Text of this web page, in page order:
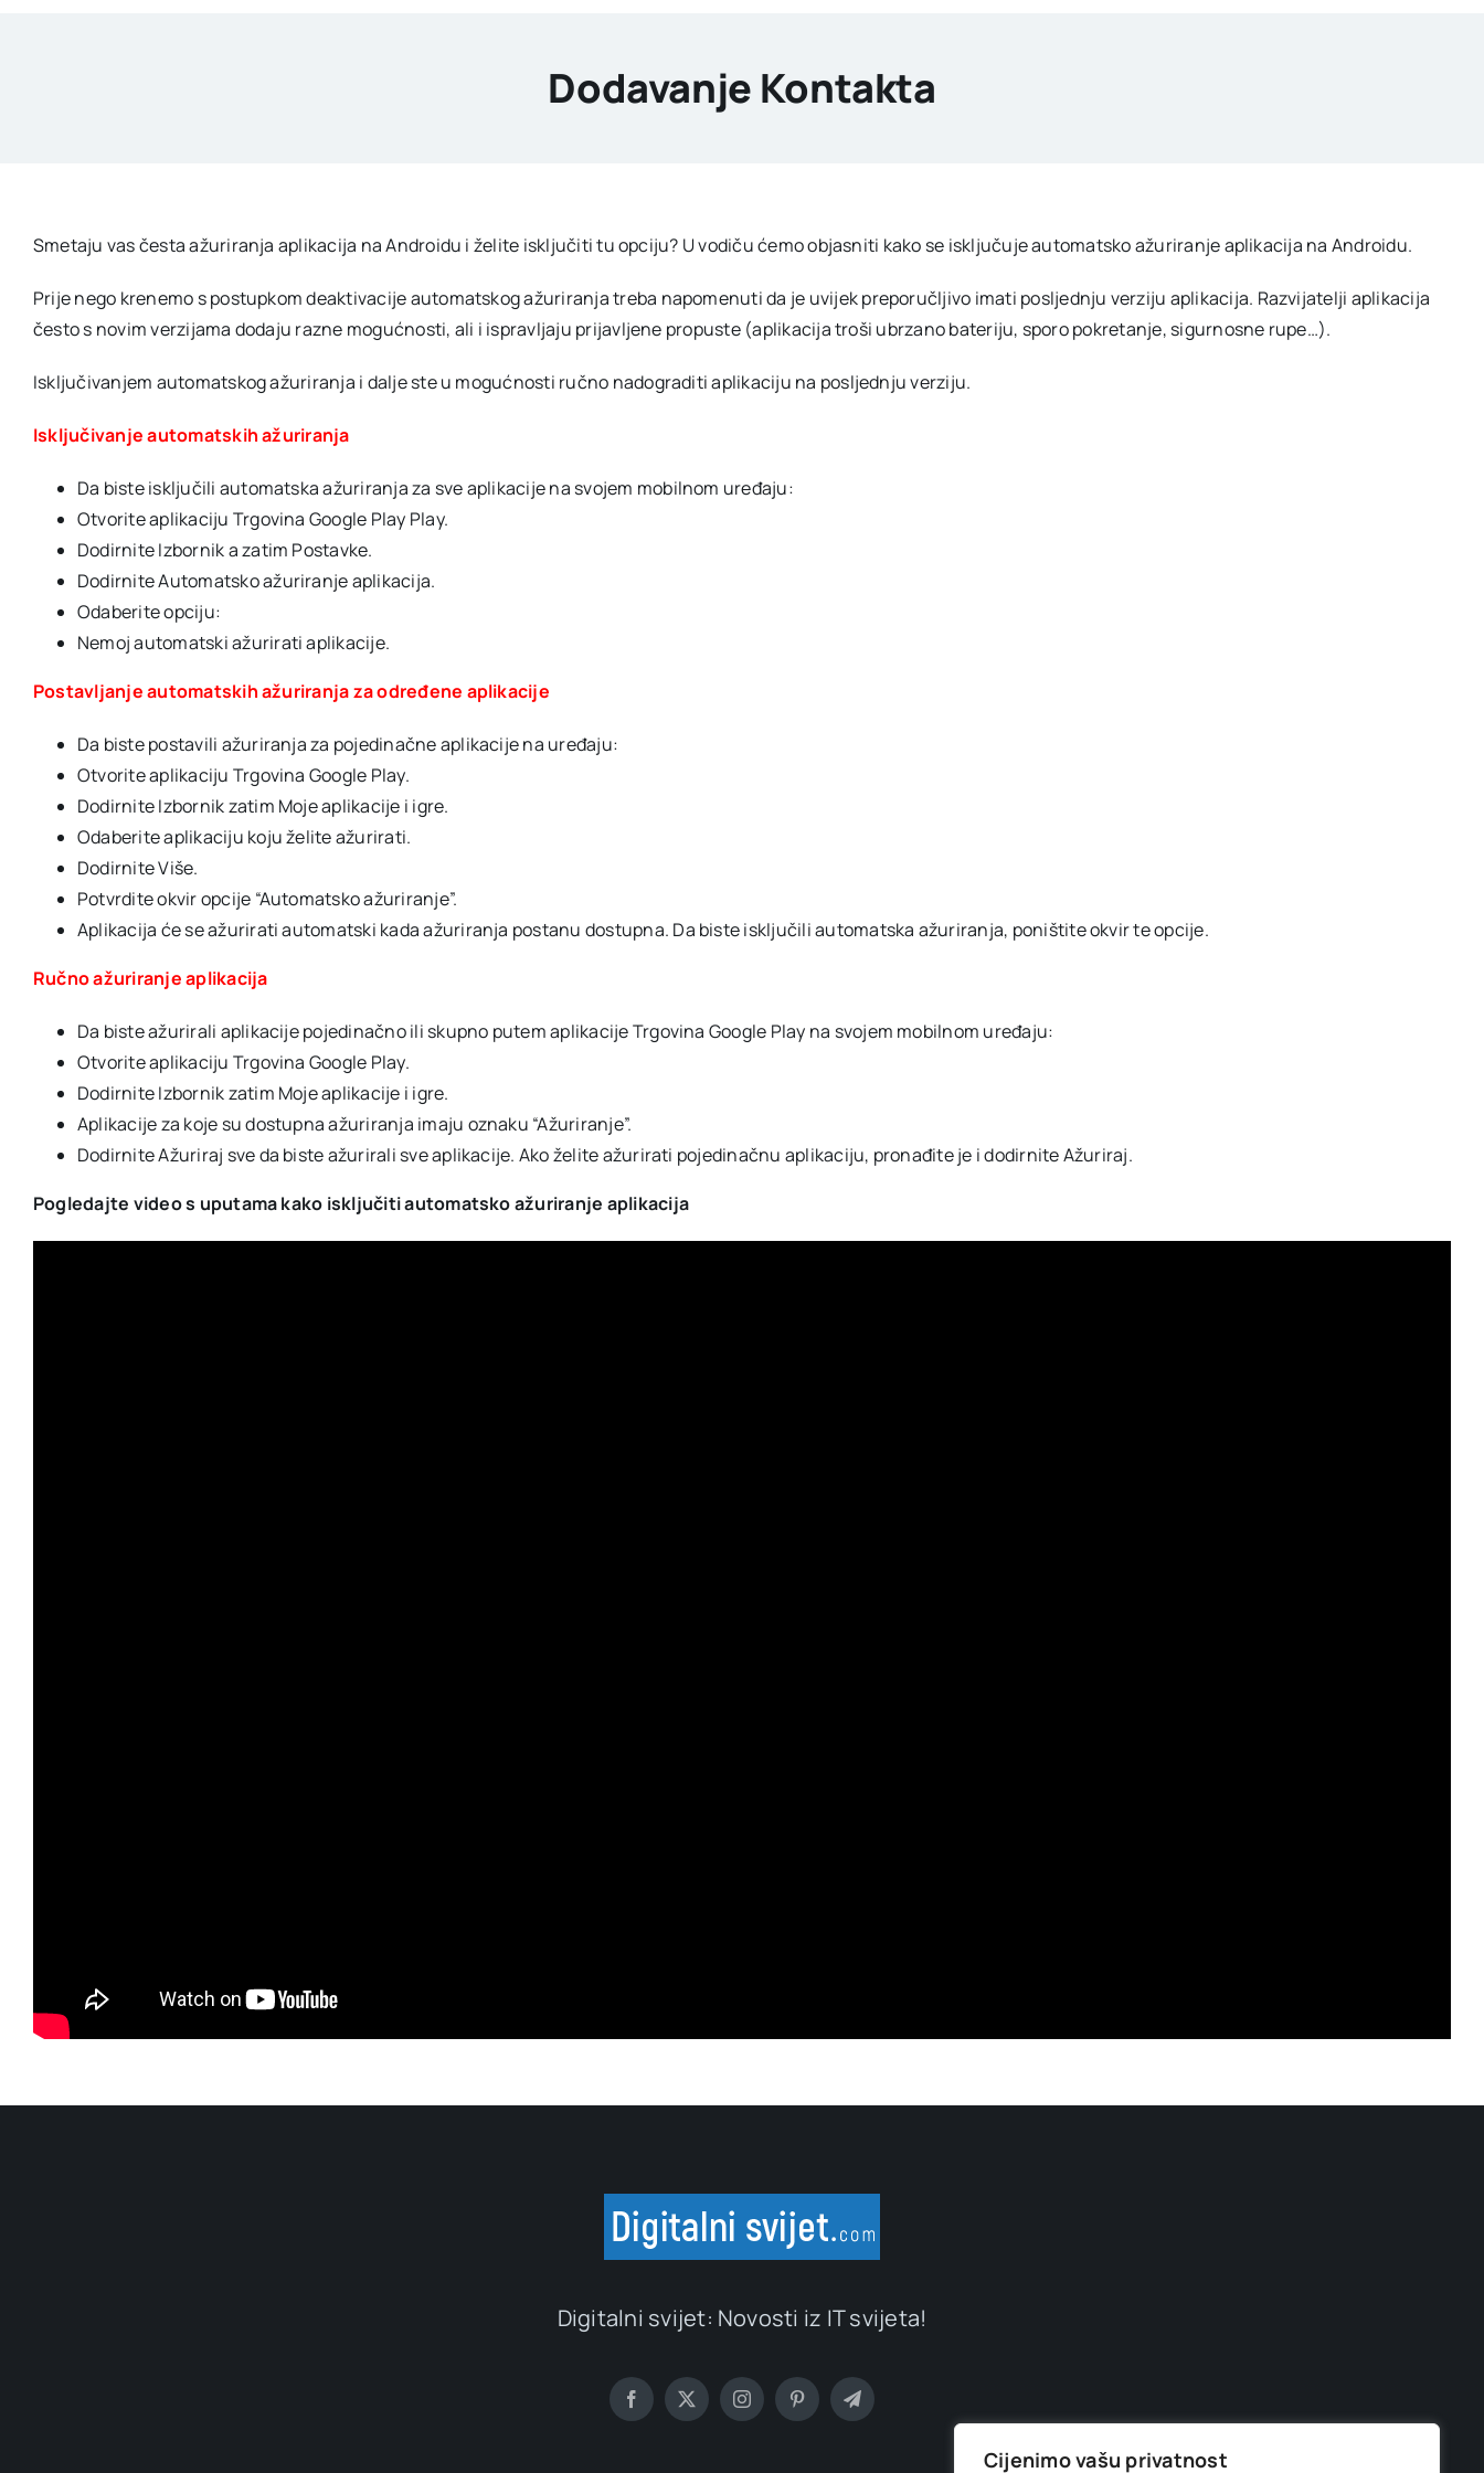
Cijenimo vašu privatnost
Dodavanje Kontakta
Smetaju vas česta ažuriranja aplikacija na Androidu i želite isključiti tu opciju? U vodiču ćemo objasniti kako se isključuje automatsko ažuriranje aplikacija na Androidu.
Prije nego krenemo s postupkom deaktivacije automatskog ažuriranja treba napomenuti da je uvijek preporučljivo imati posljednju verziju aplikacija. Razvijatelji aplikacija
često s novim verzijama dodaju razne mogućnosti, ali i ispravljaju prijavljene propuste (aplikacija troši ubrzano bateriju, sporo pokretanje, sigurnosne rupe…).
Isključivanjem automatskog ažuriranja i dalje ste u mogućnosti ručno nadograditi aplikaciju na posljednju verziju.
Isključivanje automatskih ažuriranja
Da biste isključili automatska ažuriranja za sve aplikacije na svojem mobilnom uređaju:
Otvorite aplikaciju Trgovina Google Play Play.
Dodirnite Izbornik a zatim Postavke.
Dodirnite Automatsko ažuriranje aplikacija.
Odaberite opciju:
Nemoj automatski ažurirati aplikacije.
Postavljanje automatskih ažuriranja za određene aplikacije
Da biste postavili ažuriranja za pojedinačne aplikacije na uređaju:
Otvorite aplikaciju Trgovina Google Play.
Dodirnite Izbornik zatim Moje aplikacije i igre.
Odaberite aplikaciju koju želite ažurirati.
Dodirnite Više.
Potvrdite okvir opcije “Automatsko ažuriranje”.
Aplikacija će se ažurirati automatski kada ažuriranja postanu dostupna. Da biste isključili automatska ažuriranja, poništite okvir te opcije.
Ručno ažuriranje aplikacija
Da biste ažurirali aplikacije pojedinačno ili skupno putem aplikacije Trgovina Google Play na svojem mobilnom uređaju:
Otvorite aplikaciju Trgovina Google Play.
Dodirnite Izbornik zatim Moje aplikacije i igre.
Aplikacije za koje su dostupna ažuriranja imaju oznaku “Ažuriranje”.
Dodirnite Ažuriraj sve da biste ažurirali sve aplikacije. Ako želite ažurirati pojedinačnu aplikaciju, pronađite je i dodirnite Ažuriraj.
Pogledajte video s uputama kako isključiti automatsko ažuriranje aplikacija
Digitalni svijet: Novosti iz IT svijeta!